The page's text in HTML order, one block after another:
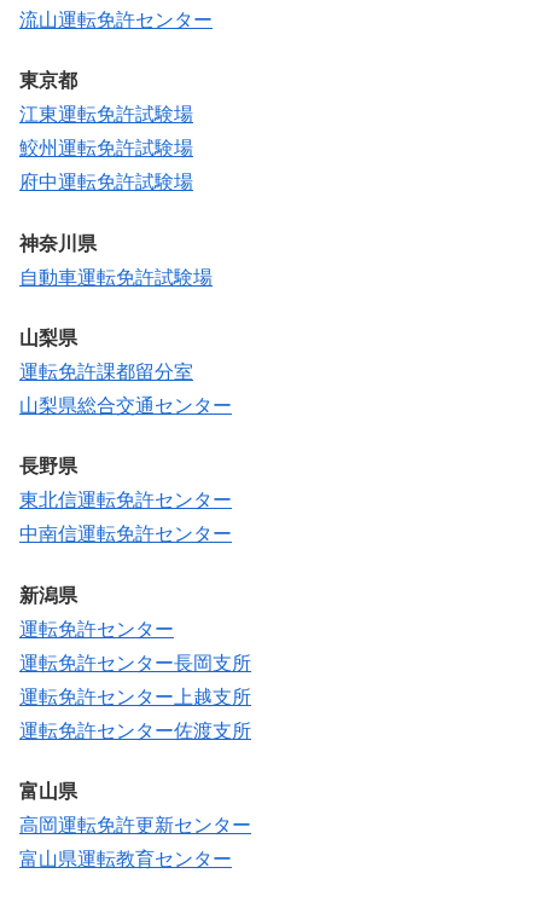
流山運転免許センター
東京都
江東運転免許試験場
鮫州運転免許試験場
府中運転免許試験場
神奈川県
自動車運転免許試験場
山梨県
運転免許課都留分室
山梨県総合交通センター
長野県
東北信運転免許センター
中南信運転免許センター
新潟県
運転免許センター
運転免許センター長岡支所
運転免許センター上越支所
運転免許センター佐渡支所
富山県
高岡運転免許更新センター
富山県運転教育センター